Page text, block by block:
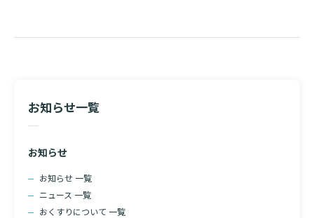
ー
お知らせ一覧
お知らせ
お知らせ 一覧
ニュース 一覧
おくすりについて 一覧